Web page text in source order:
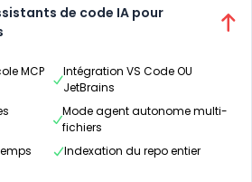
de code IA pour
MCP
Intégration VS Code OU
JetBrains
Mode agent autonome multi-
fichiers
Indexation du repo entier